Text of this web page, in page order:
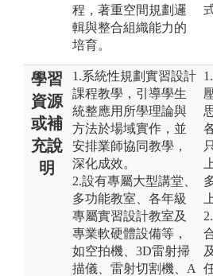
程，著重空間規劃邏
輯與整合組織能力的
培育。
學習
資源
或補
充說
明
1.系統性規劃實習設計
課程教學，引導學生
統整應用所學理論與
方法於場域實作，並
安排業師協同教學，
深化成效。
2.設有專屬大型講堂、
多功能教室、各年級
專屬實習設計教室及
專業軟硬體設備等，
如空拍機、3D雷射掃
描儀、雷射切割機、A